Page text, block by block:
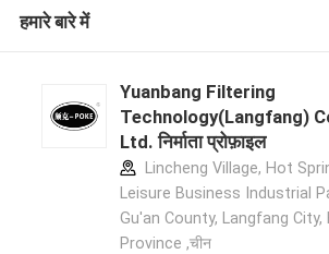
हमारे बारे में
Yuanbang Filtering
Technology(Langfang)
Ltd. निर्माता प्रोफ़ाइल
Lincheng Village, Hot
Leisure Business Industrial
Gu'an County, Langfang City,
Province ,चीन